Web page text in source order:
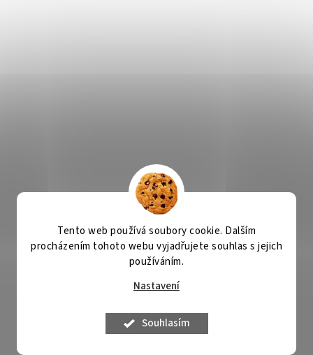
Tento web používá soubory cookie. Dalším
procházením tohoto webu vyjadřujete souhlas s jejich
používáním.
Nastavení
Souhlasím